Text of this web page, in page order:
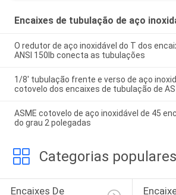
Encaixes de tubulação de aço
O redutor de aço inoxidável do T dos
ANSI 150lb conecta as tubulações
1/8' tubulação frente e verso de aço
cotovelo dos encaixes de tubulação de
ASME cotovelo de aço inoxidável de 45
do grau 2 polegadas
Categorias populares
Encaixes De